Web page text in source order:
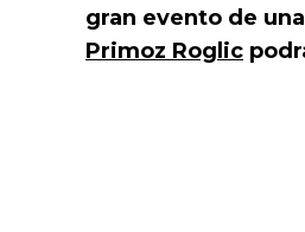
gran evento de
Primoz Roglic